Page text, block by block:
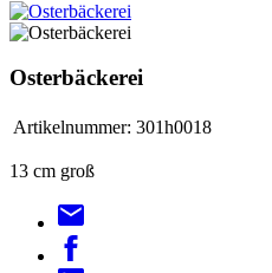
Osterbäckerei
Artikelnummer: 301h0018
13 cm groß